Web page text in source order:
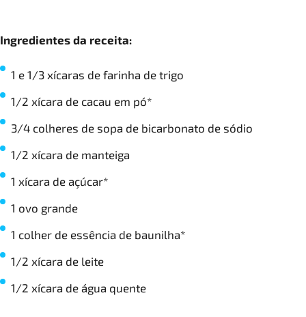
Ingredientes da receita:
1 e 1/3 xícaras de farinha de trigo
1/2 xícara de cacau em pó*
3/4 colheres de sopa de bicarbonato de sódio
1/2 xícara de manteiga
1 xícara de açúcar*
1 ovo grande
1 colher de essência de baunilha*
1/2 xícara de leite
1/2 xícara de água quente